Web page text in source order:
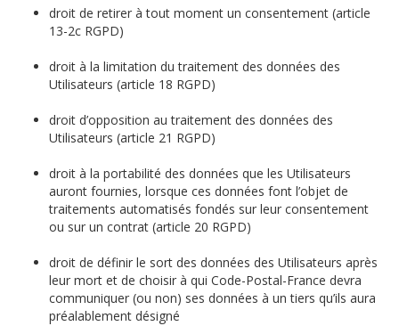
droit de retirer à tout moment un consentement (article
13-2c RGPD)
droit à la limitation du traitement des données des
Utilisateurs (article 18 RGPD)
droit d’opposition au traitement des données des
Utilisateurs (article 21 RGPD)
droit à la portabilité des données que les Utilisateurs
auront fournies, lorsque ces données font l’objet de
traitements automatisés fondés sur leur consentement
ou sur un contrat (article 20 RGPD)
droit de définir le sort des données des Utilisateurs après
leur mort et de choisir à qui Code-Postal-France devra
communiquer (ou non) ses données à un tiers qu’ils aura
préalablement désigné